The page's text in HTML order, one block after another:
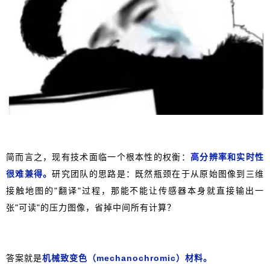
简而言之，现有技术面临一个根本性的权衡： 高分辨率和实时性
很难兼得。研究团队的思路是：既然瓶颈在于从原始图像到三维
接触地图的"翻译"过程，那能不能让传感器本身就直接输出一
张"可读"的压力图像，省掉中间所有计算？
答案就是机械致变色（mechanochromic）材料。